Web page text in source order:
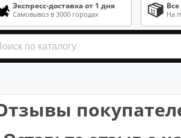
Экспресс-доставка от 1 дня
Самовывоз в 3000 городах На